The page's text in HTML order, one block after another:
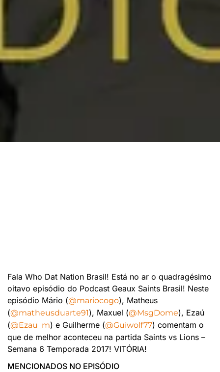
Fala Who Dat Nation Brasil! Está no ar o quadragésimo
oitavo episódio do Podcast Geaux Saints Brasil! Neste
episódio Mário (@mariocogo), Matheus
(@matheusduarte91), Maxuel (@MsgDome), Ezaú
(@Ezau_m) e Guilherme (@Guiwolf77) comentam o
que de melhor aconteceu na partida Saints vs Lions –
Semana 6 Temporada 2017! VITÓRIA!
MENCIONADOS NO EPISÓDIO